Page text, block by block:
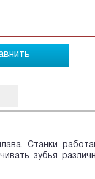
Станки
зубья